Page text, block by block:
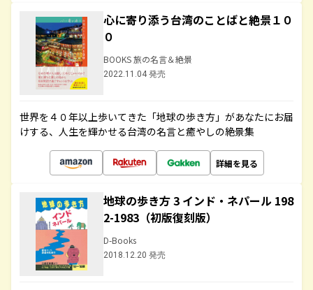
心に寄り添う台湾のことばと絶景１０
０
BOOKS 旅の名言＆絶景
2022.11.04 発売
世界を４０年以上歩いてきた「地球の歩き方」があなたにお届
けする、人生を輝かせる台湾の名言と癒やしの絶景集
詳細を見る
地球の歩き方 3 インド・ネパール 198
2-1983（初版復刻版）
D-Books
2018.12.20 発売